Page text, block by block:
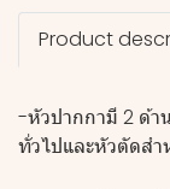
Product
-หัวปากกามี 2 ด้า
ทั่วไปและหัวตัดสำ